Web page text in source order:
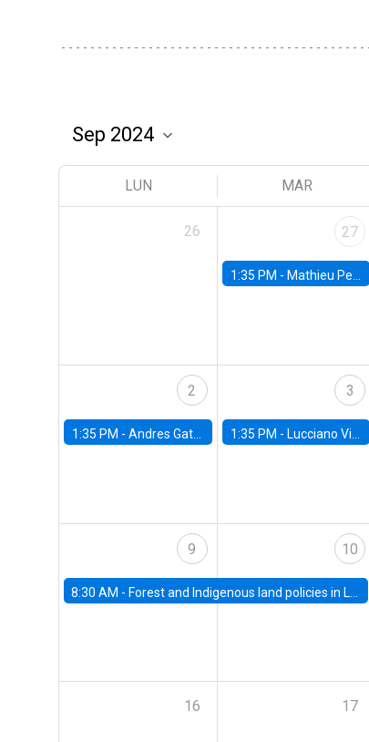
LUN MAR
26 27
1:35 PM - Mathieu Pedemonte, IDB
2
1:35 PM - Andres Gatty, alumno Doctorado en Economía
3
1:35 PM - Lucciano Villacorta, Banco Central de Chile
9
8:30 AM - Forest and Indigenous land policies in Latin America: Lessons from the Chilean Experience
10
16 17